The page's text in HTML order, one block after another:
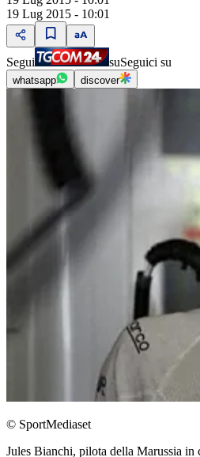
19 Lug 2015 - 10:01
Segui suSeguici su
whatsapp discover
© SportMediaset
Jules Bianchi, pilota della Marussia in